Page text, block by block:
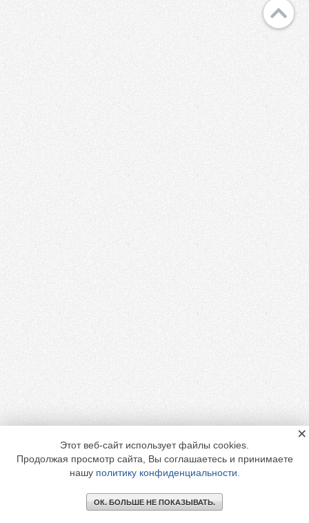
Этот веб-сайт использует файлы cookies.
Продолжая просмотр сайта, Вы соглашаетесь и принимаете
нашу политику конфиденциальности
ОК. БОЛЬШЕ НЕ ПОКАЗЫВАТЬ.
×